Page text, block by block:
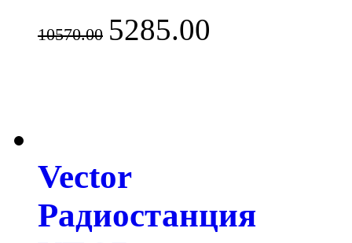
10570.00 5285.00
Vector
Радиостанция